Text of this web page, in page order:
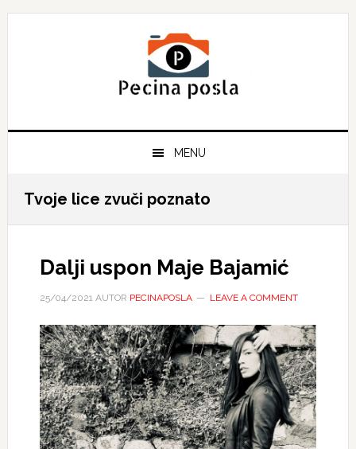
Skip
Skip
Skip
MENU
Tvoje lice zvuči poznato
Dalji uspon Maje Bajamić
25/04/2021AUTOR PECINAPOSLA LEAVE A COMMENT